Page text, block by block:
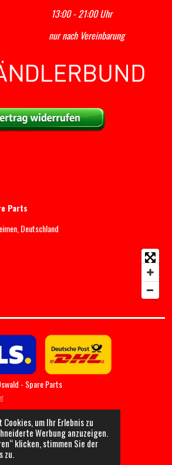
um Ihr Erlebnis zu
Werbung anzuzeigen.
klicken, stimmen Sie der
zu.
- 21:00 Uhr
nur nach Vereinbarung
Parts
Deutschland
- Spare Parts